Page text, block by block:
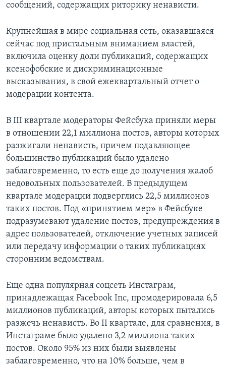
сообщений, содержащих риторику ненависти.
Крупнейшая в мире социальная сеть, оказавшаяся
сейчас под пристальным вниманием властей,
включила оценку доли публикаций, содержащих
ксенофобские и дискриминационные
высказывания, в свой ежеквартальный отчет о
модерации контента.
В III квартале модераторы Фейсбука приняли меры
в отношении 22,1 миллиона постов, авторы которых
разжигали ненависть, причем подавляющее
большинство публикаций было удалено
заблаговременно, то есть еще до получения жалоб
недовольных пользователей. В предыдущем
квартале модерации подверглись 22,5 миллионов
таких постов. Под «принятием мер» в Фейсбуке
подразумевают удаление постов, предупреждения в
адрес пользователей, отключение учетных записей
или передачу информации о таких публикациях
сторонним ведомствам.
Еще одна популярная соцсеть Инстаграм,
принадлежащая Facebook Inc, промодерировала 6,5
миллионов публикаций, авторы которых пытались
разжечь ненависть. Во II квартале, для сравнения, в
Инстаграме было удалено 3,2 миллиона таких
постов. Около 95% из них были выявлены
заблаговременно, что на 10% больше, чем в